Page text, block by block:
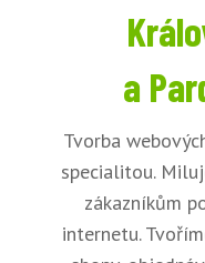
a
Tvorba
specialitou.
zákazníkům
internetu.